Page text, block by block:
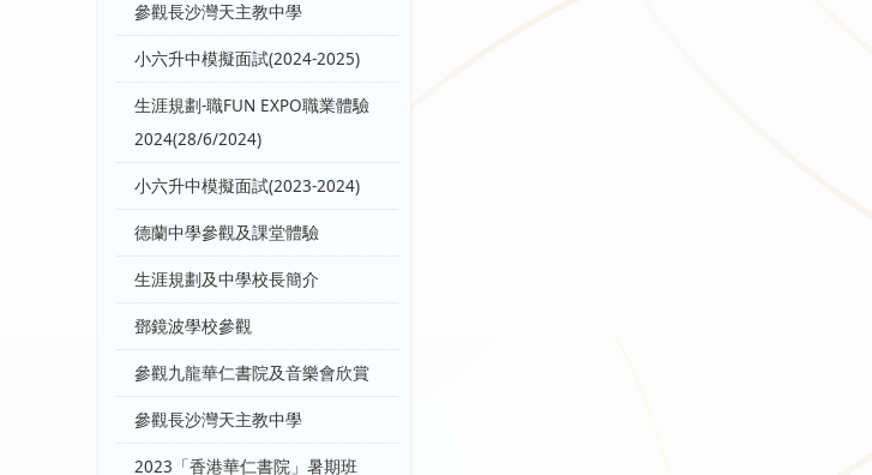
參觀長沙灣天主教中學
小六升中模擬面試(2024-2025)
生涯規劃-職FUN EXPO職業體驗
2024(28/6/2024)
小六升中模擬面試(2023-2024)
德蘭中學參觀及課堂體驗
生涯規劃及中學校長簡介
鄧鏡波學校參觀
參觀九龍華仁書院及音樂會欣賞
參觀長沙灣天主教中學
2023「香港華仁書院」暑期班